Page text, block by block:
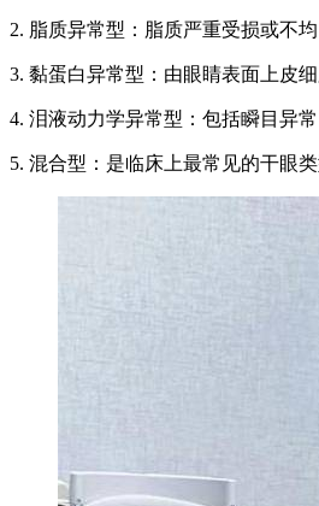
2. 脂质异常型：脂质严重受损或不
3. 黏蛋白异常型：由眼睛表面上皮
4. 泪液动力学异常型：包括瞬目异
5. 混合型：是临床上最常见的干眼